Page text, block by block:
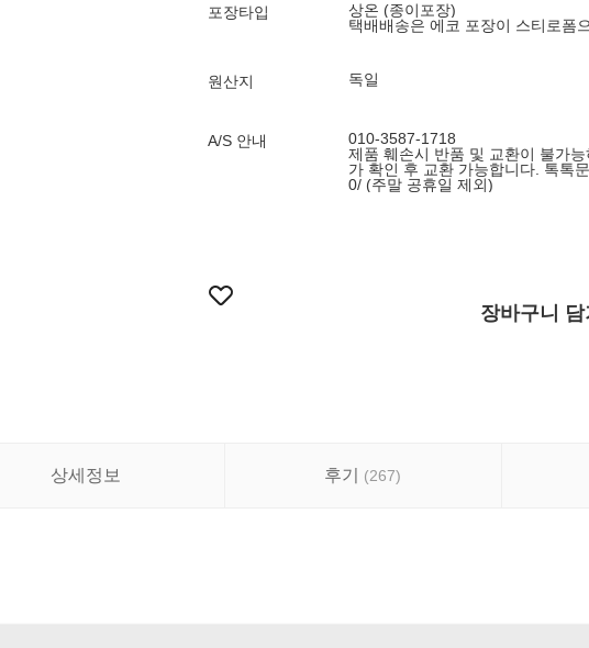
포장타입
상온 (종이포장)
택배배송은 에코 포장이 스티로폼
원산지 독일
A/S 안내
010-3587-1718
제품 훼손시 반품 및 교환이 불가
가 확인 후 교환 가능합니다. 톡톡
0/ (주말 공휴일 제외)
장바구니 담
상세정보 후기 (267)